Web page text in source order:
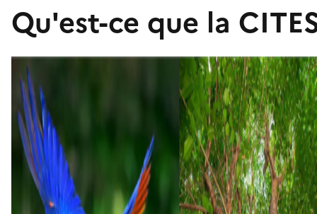
Qu'est-ce que la